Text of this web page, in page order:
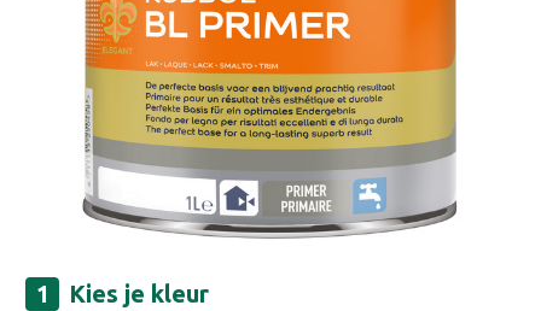
Kies je kleur